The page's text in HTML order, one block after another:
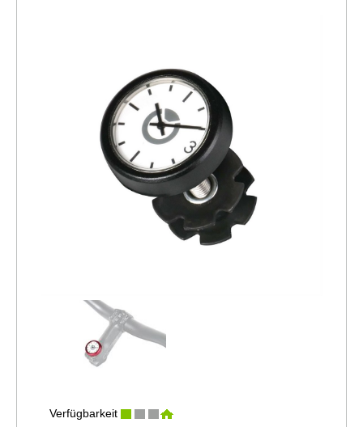
Verfügbarkeit